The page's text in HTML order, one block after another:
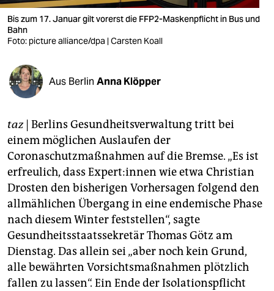
verlag
veranstaltungen
fragen & hilfe
abo
genossenschaft
epaper login
Bis zum 17. Januar gilt vorerst die FFP2-Maskenpflicht in Bus und
Bahn
Foto: picture alliance/dpa | Carsten Koall
Aus Berlin Anna Klöpper
taz| Berlins Gesundheitsverwaltung tritt bei
einem möglichen Auslaufen der
Coronaschutzmaßnahmen auf die Bremse. „Es ist
erfreulich, dass Ex­per­t:in­nen wie etwa Christian
Drosten den bisherigen Vorhersagen folgend den
allmählichen Übergang in eine endemische Phase
nach diesem Winter feststellen“, sagte
Gesundheitsstaatssekretär Thomas Götz am
Dienstag. Das allein sei „aber noch kein Grund,
alle bewährten Vorsichtsmaßnahmen plötzlich
fallen zu lassen“. Ein Ende der Isolationspflicht